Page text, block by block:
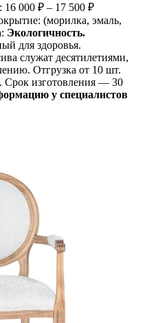
16 000 ₽ – 17 500 ₽
(морилка, эмаль,
Экологичность.
для здоровья.
служат десятилетиями,
Отгрузка от 10 шт.
Срок изготовления — 30
у специалистов